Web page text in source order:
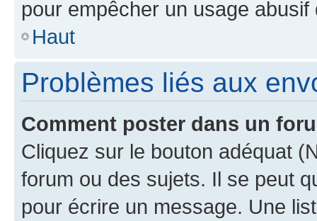
pour empêcher un usage
Haut
Problèmes liés aux
Comment poster dans un
Cliquez sur le bouton adéquat
forum ou des sujets. Il se peut
pour écrire un message. Une